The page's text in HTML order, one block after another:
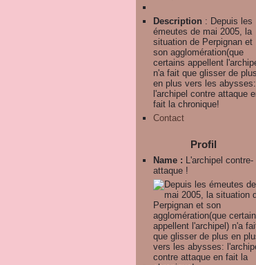
Description : Depuis les
émeutes de mai 2005, la
situation de Perpignan et
son agglomération(que
certains appellent
n'a fait que glisser de plus
en plus vers les abysses:
l'archipel contre attaque
fait la chronique!
Contact
Profil
Name : L'archipel contre-
attaque !